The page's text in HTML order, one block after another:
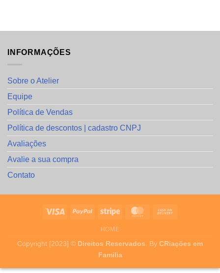
INFORMAÇÕES
Sobre o Atelier
Equipe
Política de Vendas
Política de descontos | cadastro CNPJ
Avaliações
Avalie a sua compra
Contato
HOME
Copyright [2023] © Direitos Reservados . By CRiações em
Familia